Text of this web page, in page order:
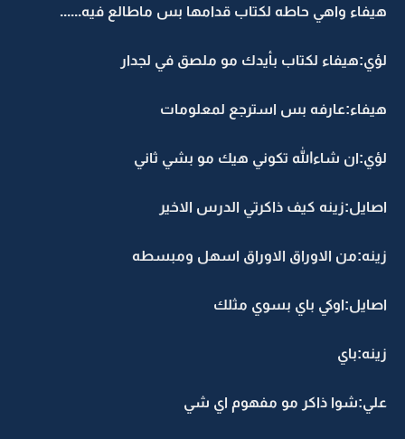
هيفاء واهي حاطه لكتاب قدامها بس ماطالع فيه......
لؤي:هيفاء لكتاب بأيدك مو ملصق في لجدار
هيفاء:عارفه بس استرجع لمعلومات
لؤي:ان شاءالله تكوني هيك مو بشي ثاني
اصايل:زينه كيف ذاكرتي الدرس الاخير
زينه:من الاوراق الاوراق اسهل ومبسطه
اصايل:اوكي باي بسوي مثلك
زينه:باي
علي:شوا ذاكر مو مفهوم اي شي